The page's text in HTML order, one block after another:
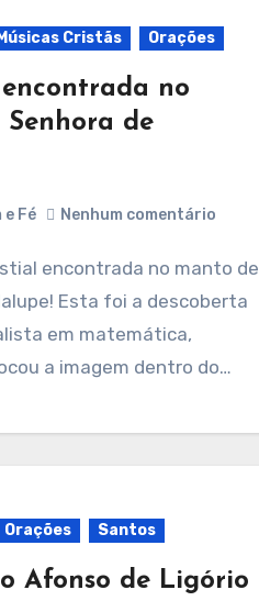
Músicas Cristãs Orações
no
Senhora de
Fé Nenhum comentário
Esta foi a descoberta
em matemática,
a imagem dentro do…
Orações Santos
Afonso de Ligório